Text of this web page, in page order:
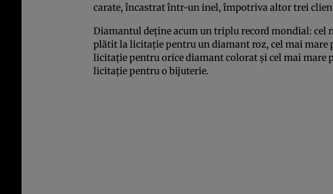
carate, încastrat într-un inel, împotriva altor trei
Diamantul deţine acum un triplu record mondial: cel
plătit la licitaţie pentru un diamant roz, cel mai mare
licitaţie pentru orice diamant colorat şi cel mai mare
licitaţie pentru o bijuterie.